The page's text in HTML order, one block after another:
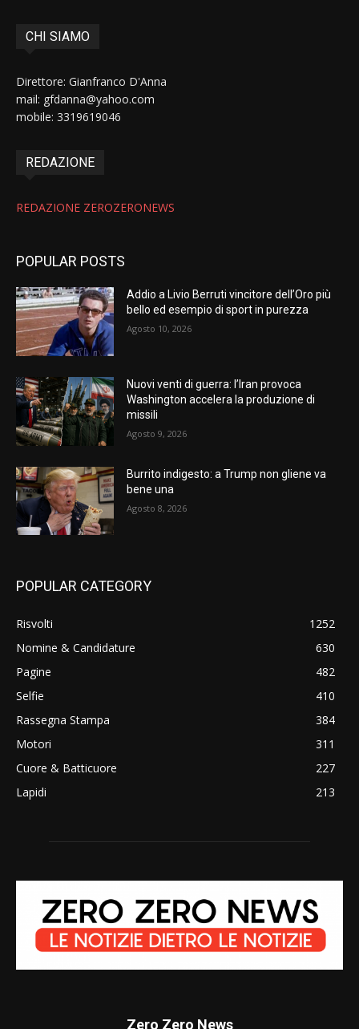
CHI SIAMO
Direttore: Gianfranco D'Anna
mail: gfdanna@yahoo.com
mobile: 3319619046
REDAZIONE
REDAZIONE ZEROZERONEWS
POPULAR POSTS
Addio a Livio Berruti vincitore dell’Oro più
bello ed esempio di sport in purezza
Agosto 10, 2026
Nuovi venti di guerra: l’Iran provoca
Washington accelera la produzione di
missili
Agosto 9, 2026
Burrito indigesto: a Trump non gliene va
bene una
Agosto 8, 2026
POPULAR CATEGORY
Risvolti
1252
Nomine & Candidature
630
Pagine
482
Selfie
410
Rassegna Stampa
384
Motori
311
Cuore & Batticuore
227
Lapidi
213
Zero Zero News